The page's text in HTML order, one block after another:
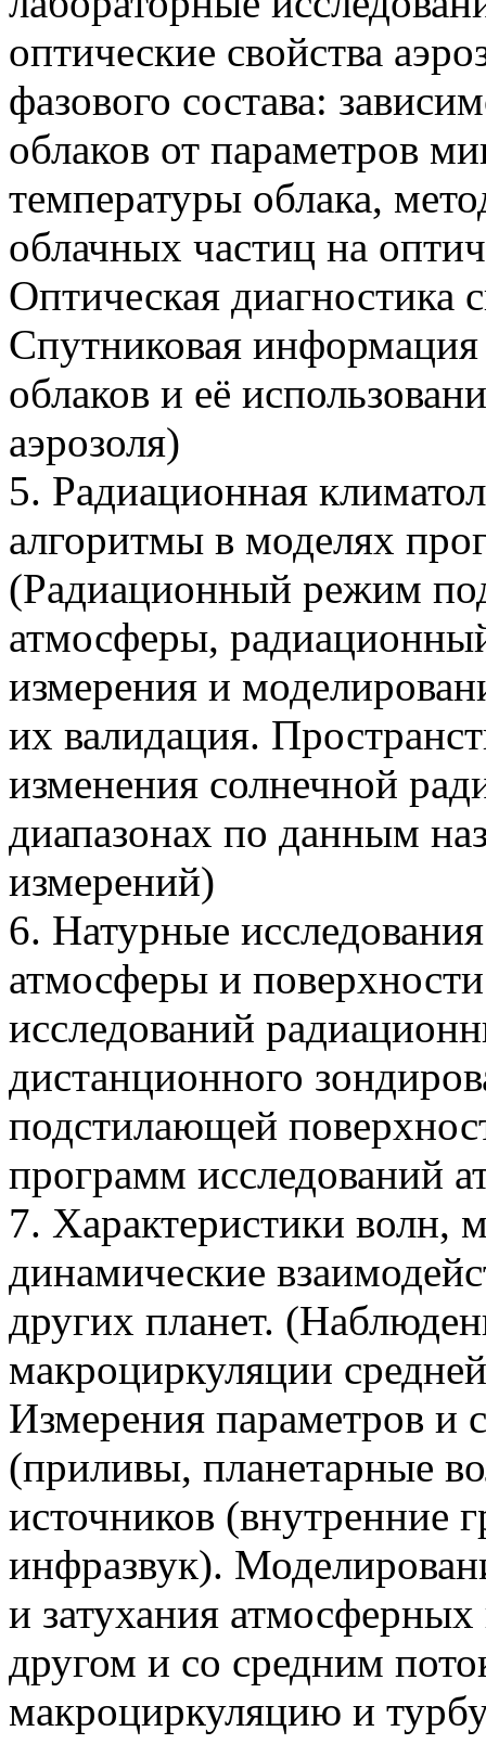
оптические свойства
фазового состава:
облаков от параметров
температуры облака,
облачных частиц на
Оптическая диагностика
Спутниковая
облаков и её
аэрозоля)
5. Радиационная
алгоритмы в моделях
(Радиационный режим
атмосферы,
измерения и
их валидация.
изменения солнечной
диапазонах по данным
измерений)
6. Натурные
атмосферы и
исследований
дистанционного
подстилающей
программ исследований
7. Характеристики волн,
динамические
других планет.
макроциркуляции
Измерения параметров и
(приливы, планетарные
источников (внутренние
инфразвук).
и затухания
другом и со средним
макроциркуляцию и